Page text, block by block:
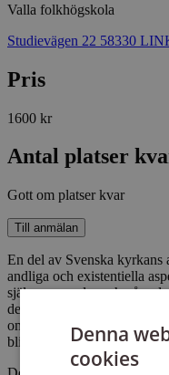
Valla folkhögskola
Studievägen 22 58330
Pris
1600 kr
Antal platser
Gott om platser kvar
Till anmälan
En del av Svenska kyrkans
andliga och existentiella
själva, varandra och vår
det i praktiken? Vilka
omsorg om skapelsen kan
blir det pedagogik för
Denna
cookies